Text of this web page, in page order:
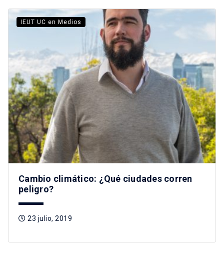
IEUT UC en Medios
Cambio climático: ¿Qué ciudades corren
peligro?
23 julio, 2019